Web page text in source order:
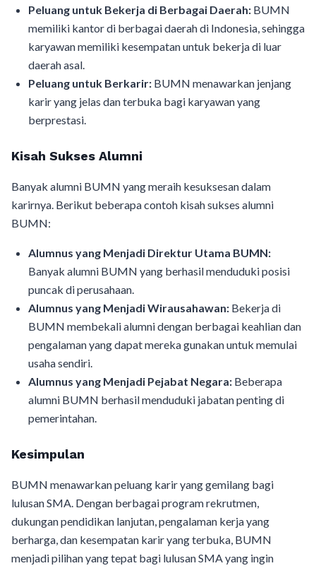
Peluang untuk Bekerja di Berbagai Daerah: BUMN
memiliki kantor di berbagai daerah di Indonesia, sehingga
karyawan memiliki kesempatan untuk bekerja di luar
daerah asal.
Peluang untuk Berkarir: BUMN menawarkan jenjang
karir yang jelas dan terbuka bagi karyawan yang
berprestasi.
Kisah Sukses Alumni
Banyak alumni BUMN yang meraih kesuksesan dalam
karirnya. Berikut beberapa contoh kisah sukses alumni
BUMN:
Alumnus yang Menjadi Direktur Utama BUMN:
Banyak alumni BUMN yang berhasil menduduki posisi
puncak di perusahaan.
Alumnus yang Menjadi Wirausahawan: Bekerja di
BUMN membekali alumni dengan berbagai keahlian dan
pengalaman yang dapat mereka gunakan untuk memulai
usaha sendiri.
Alumnus yang Menjadi Pejabat Negara: Beberapa
alumni BUMN berhasil menduduki jabatan penting di
pemerintahan.
Kesimpulan
BUMN menawarkan peluang karir yang gemilang bagi
lulusan SMA. Dengan berbagai program rekrutmen,
dukungan pendidikan lanjutan, pengalaman kerja yang
berharga, dan kesempatan karir yang terbuka, BUMN
menjadi pilihan yang tepat bagi lulusan SMA yang ingin